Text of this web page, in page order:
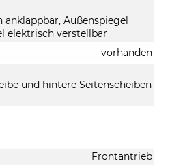
Außenspiegel
elektrisch verstellbar
vorhanden
und hintere Seitenscheiben
Frontantrieb